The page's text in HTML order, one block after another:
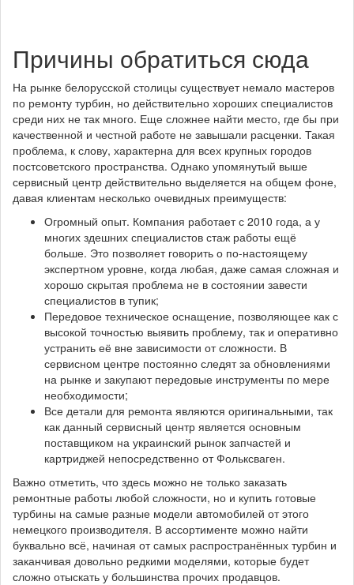
Причины обратиться сюда
На рынке белорусской столицы существует немало мастеров
по ремонту турбин, но действительно хороших специалистов
среди них не так много. Еще сложнее найти место, где бы при
качественной и честной работе не завышали расценки. Такая
проблема, к слову, характерна для всех крупных городов
постсоветского пространства. Однако упомянутый выше
сервисный центр действительно выделяется на общем фоне,
давая клиентам несколько очевидных преимуществ:
Огромный опыт. Компания работает с 2010 года, а у
многих здешних специалистов стаж работы ещё
больше. Это позволяет говорить о по-настоящему
экспертном уровне, когда любая, даже самая сложная и
хорошо скрытая проблема не в состоянии завести
специалистов в тупик;
Передовое техническое оснащение, позволяющее как с
высокой точностью выявить проблему, так и оперативно
устранить её вне зависимости от сложности. В
сервисном центре постоянно следят за обновлениями
на рынке и закупают передовые инструменты по мере
необходимости;
Все детали для ремонта являются оригинальными, так
как данный сервисный центр является основным
поставщиком на украинский рынок запчастей и
картриджей непосредственно от Фольксваген.
Важно отметить, что здесь можно не только заказать
ремонтные работы любой сложности, но и купить готовые
турбины на самые разные модели автомобилей от этого
немецкого производителя. В ассортименте можно найти
буквально всё, начиная от самых распространённых турбин и
заканчивая довольно редкими моделями, которые будет
сложно отыскать у большинства прочих продавцов.